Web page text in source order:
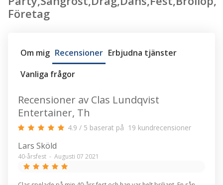
Företag
Om mig Recensioner Erbjudna tjänster
Vanliga frågor
Recensioner av Clas Lundqvist
Entertainer, Th
4.9 / 5 baserat på 19 kundrecensioner
Lars Sköld
40-årsfest - Augusti 07 2021